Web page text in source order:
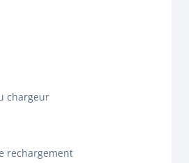
chargeur
rechargement